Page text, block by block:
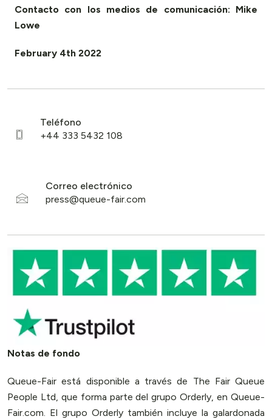
Contacto con los medios de comunicación: Mike
Lowe
February 4th 2022
Teléfono
Correo electrónico
Notas de fondo
Queue-Fair está disponible a través de The Fair Queue
People Ltd, que forma parte del grupo Orderly, en Queue-
Fair.com. El grupo Orderly también incluye la galardonada